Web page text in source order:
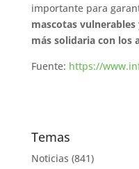
importante para
mascotas
más solidaria con los
Fuente: https://
Temas
Noticias (841)